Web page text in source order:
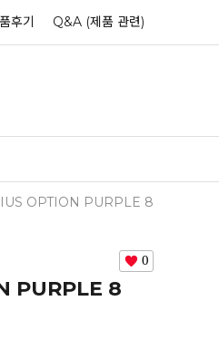
후기 Q&A (제품 관련)
OPTION PURPLE 8
0
PURPLE 8